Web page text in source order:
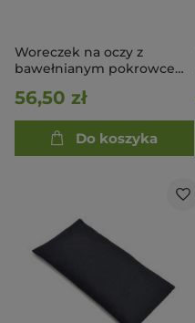
Woreczek na oczy z
bawełnianym pokrowcem
56,50 zł
Do koszyka